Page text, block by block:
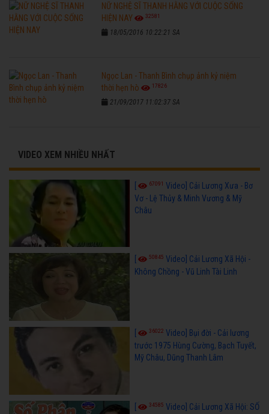
NỮ NGHỆ SĨ THANH HẰNG VỚI CUỘC SỐNG
HIỆN NAY
32581
18/05/2016 10:22:21 SA
Ngọc Lan - Thanh Bình chụp ảnh kỷ niệm
thời hẹn hò
17826
21/09/2017 11:02:37 SA
VIDEO XEM NHIỀU NHẤT
[ 67091 Video] Cải Lương Xưa - Bơ
Vơ - Lệ Thủy & Minh Vương & Mỹ
Châu
50845 Video] Cải Lương Xã Hội -
Không Chồng - Vũ Linh Tài Linh
36022 Video] Bụi đời - Cải lương
trước 1975 Hùng Cường, Bạch Tuyết,
Mỹ Châu, Dũng Thanh Lâm
34585 Video] Cải Lương Xã Hội: SỐ